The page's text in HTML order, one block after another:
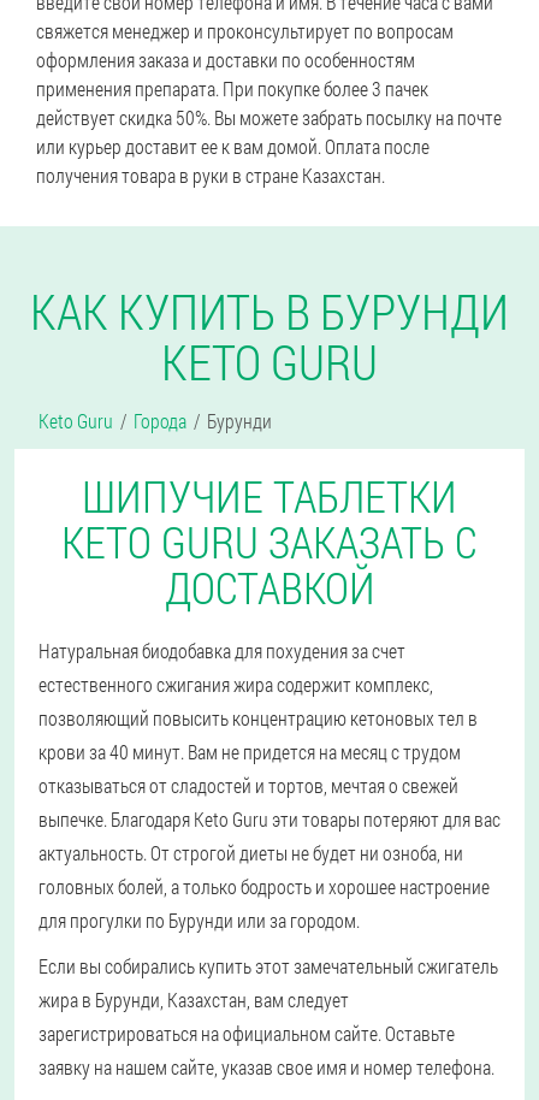
свяжется менеджер и проконсультирует по вопросам
оформления заказа и доставки по особенностям
применения препарата. При покупке более 3 пачек
действует скидка 50%. Вы можете забрать посылку на почте
или курьер доставит ее к вам домой. Оплата после
получения товара в руки в стране Казахстан.
КАК КУПИТЬ В БУРУНДИ
KETO GURU
Keto Guru Города Бурунди
ШИПУЧИЕ ТАБЛЕТКИ
KETO GURU ЗАКАЗАТЬ С
ДОСТАВКОЙ
Натуральная биодобавка для похудения за счет
естественного сжигания жира содержит комплекс,
позволяющий повысить концентрацию кетоновых тел в
крови за 40 минут. Вам не придется на месяц с трудом
отказываться от сладостей и тортов, мечтая о свежей
выпечке. Благодаря Keto Guru эти товары потеряют для вас
актуальность. От строгой диеты не будет ни озноба, ни
головных болей, а только бодрость и хорошее настроение
для прогулки по Бурунди или за городом.
Если вы собирались купить этот замечательный сжигатель
жира в Бурунди, Казахстан, вам следует
зарегистрироваться на официальном сайте. Оставьте
заявку на нашем сайте, указав свое имя и номер телефона.